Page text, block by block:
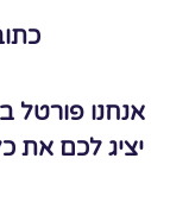
אנחנו
יציג לכם את